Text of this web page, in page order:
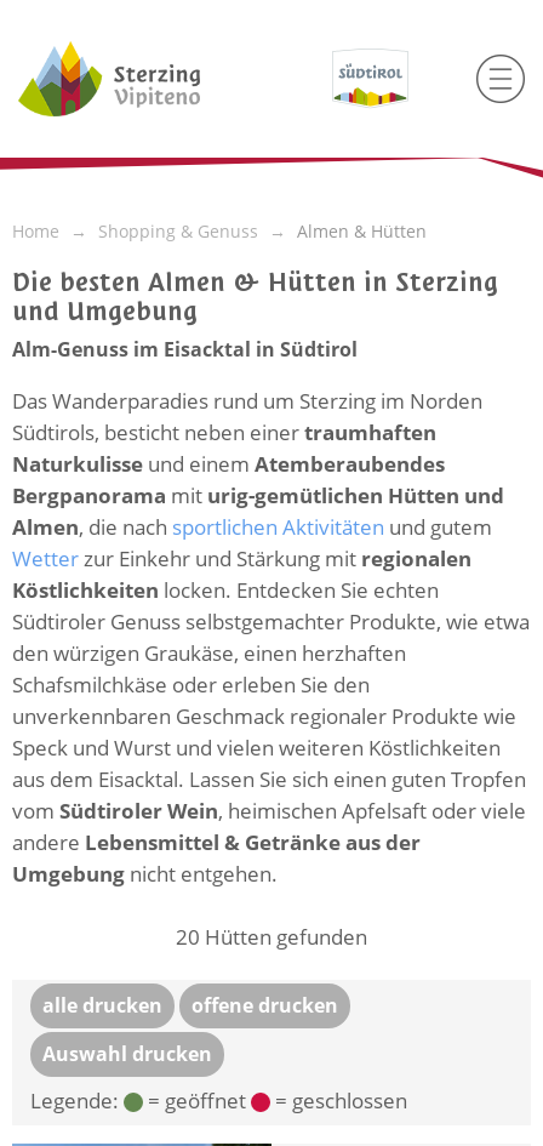
Home Shopping & Genuss Almen & Hütten
Die besten Almen & Hütten in Sterzing
und Umgebung
Alm-Genuss im Eisacktal in Südtirol
Das Wanderparadies rund um Sterzing im Norden
Südtirols, besticht neben einertraumhaften
Naturkulisse und einem Atemberaubendes
Bergpanorama mit urig-gemütlichen Hütten und
Almen, die nach sportlichen Aktivitäten und gutem
Wetterzur Einkehr und Stärkung mit regionalen
Köstlichkeiten locken. Entdecken Sie echten
Südtiroler Genuss selbstgemachter Produkte, wie etwa
den würzigen Graukäse, einen herzhaften
Schafsmilchkäse oder erleben Sie den
unverkennbaren Geschmack regionaler Produkte wie
Speck und Wurst und vielen weiteren Köstlichkeiten
aus dem Eisacktal. Lassen Sie sich einen guten Tropfen
vom Südtiroler Wein, heimischen Apfelsaft oder viele
andere Lebensmittel & Getränke aus der
Umgebung nicht entgehen.
20 Hütten gefunden
alle drucken
offene drucken
Auswahl drucken
Legende: = geöffnet = geschlossen